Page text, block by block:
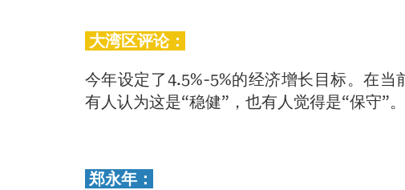
大湾区评论：
今年设定了4.5%-5%的经济增长目标。在
有人认为这是“稳健”，也有人觉得是“保守”
郑永年：